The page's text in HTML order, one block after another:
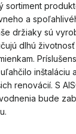
sortiment
a
držiaky sú
dlhú
inštaláciu
renovácií. S
bude